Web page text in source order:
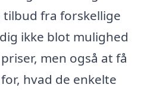
fra forskellige
ikke blot mulighed
men også at få
hvad de enkelte